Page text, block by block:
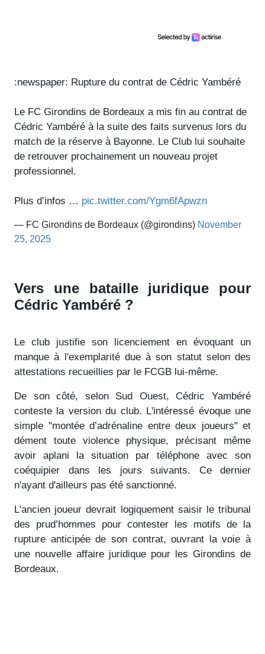
:newspaper: Rupture du contrat de Cédric Yambéré
Le FC Girondins de Bordeaux a mis fin au contrat de
Cédric Yambéré à la suite des faits survenus lors du
match de la réserve à Bayonne. Le Club lui souhaite
de retrouver prochainement un nouveau projet
professionnel.
Plus d’infos … pic.twitter.com/Ygm6fApwzn
— FC Girondins de Bordeaux (@girondins) November
25, 2025
Vers une bataille juridique pour
Cédric Yambéré ?
Le club justifie son licenciement en évoquant un
manque à l'exemplarité due à son statut selon des
attestations recueillies par le FCGB lui-même.
De son côté, selon Sud Ouest, Cédric Yambéré
conteste la version du club. L'intéressé évoque une
simple "montée d’adrénaline entre deux joueurs" et
dément toute violence physique, précisant même
avoir aplani la situation par téléphone avec son
coéquipier dans les jours suivants. Ce dernier
n'ayant d'ailleurs pas été sanctionné.
L'ancien joueur devrait logiquement saisir le tribunal
des prud’hommes pour contester les motifs de la
rupture anticipée de son contrat, ouvrant la voie à
une nouvelle affaire juridique pour les Girondins de
Bordeaux.